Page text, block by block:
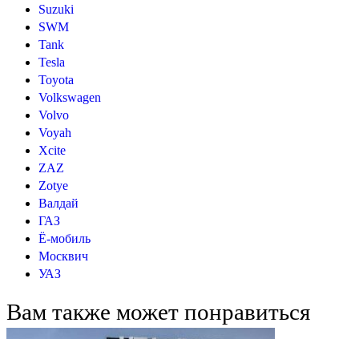
Suzuki
SWM
Tank
Tesla
Toyota
Volkswagen
Volvo
Voyah
Xcite
ZAZ
Zotye
Валдай
ГАЗ
Ё-мобиль
Москвич
УАЗ
Вам также может понравиться